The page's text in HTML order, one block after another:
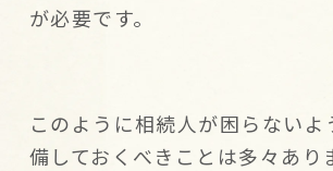
が必要です。
このように相続人が困らないよ
備しておくべきことは多々あり